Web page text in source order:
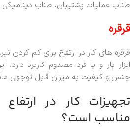
طناب عملیات پشتیبان، طناب
قرقره
قرقره های کار در ارتفاع برای کم
ابزار بار و یا فرد مصدوم کاربرد
جنس و کیفیت به میزان قابل توجهی
تجهیزات کار در
مناسب است؟